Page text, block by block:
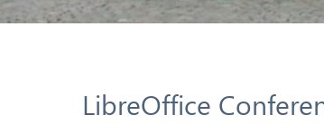
LibreOffice